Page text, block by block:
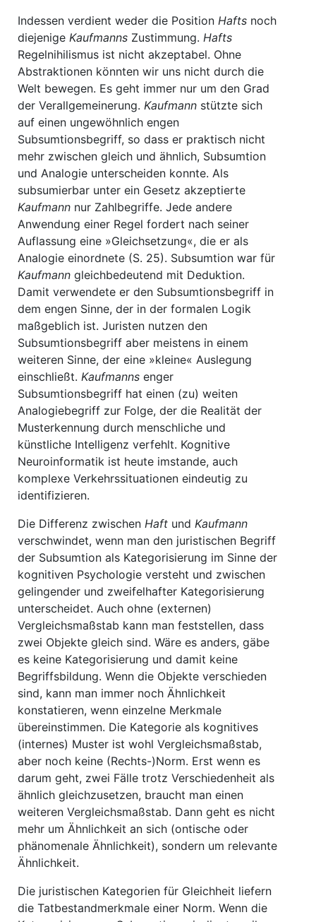
Indessen verdient weder die Position Hafts noch
diejenige Kaufmanns Zustimmung. Hafts
Regelnihilismus ist nicht akzeptabel. Ohne
Abstraktionen könnten wir uns nicht durch die
Welt bewegen. Es geht immer nur um den Grad
der Verallgemeinerung. Kaufmann stützte sich
auf einen ungewöhnlich engen
Subsumtionsbegriff, so dass er praktisch nicht
mehr zwischen gleich und ähnlich, Subsumtion
und Analogie unterscheiden konnte. Als
subsumierbar unter ein Gesetz akzeptierte
Kaufmann nur Zahlbegriffe. Jede andere
Anwendung einer Regel fordert nach seiner
Auflassung eine »Gleichsetzung«, die er als
Analogie einordnete (S. 25). Subsumtion war für
Kaufmann gleichbedeutend mit Deduktion.
Damit verwendete er den Subsumtionsbegriff in
dem engen Sinne, der in der formalen Logik
maßgeblich ist. Juristen nutzen den
Subsumtionsbegriff aber meistens in einem
weiteren Sinne, der eine »kleine« Auslegung
einschließt. Kaufmanns enger
Subsumtionsbegriff hat einen (zu) weiten
Analogiebegriff zur Folge, der die Realität der
Musterkennung durch menschliche und
künstliche Intelligenz verfehlt. Kognitive
Neuroinformatik ist heute imstande, auch
komplexe Verkehrssituationen eindeutig zu
identifizieren.
Die Differenz zwischen Haft und Kaufmann
verschwindet, wenn man den juristischen Begriff
der Subsumtion als Kategorisierung im Sinne der
kognitiven Psychologie versteht und zwischen
gelingender und zweifelhafter Kategorisierung
unterscheidet. Auch ohne (externen)
Vergleichsmaßstab kann man feststellen, dass
zwei Objekte gleich sind. Wäre es anders, gäbe
es keine Kategorisierung und damit keine
Begriffsbildung. Wenn die Objekte verschieden
sind, kann man immer noch Ähnlichkeit
konstatieren, wenn einzelne Merkmale
übereinstimmen. Die Kategorie als kognitives
(internes) Muster ist wohl Vergleichsmaßstab,
aber noch keine (Rechts-)Norm. Erst wenn es
darum geht, zwei Fälle trotz Verschiedenheit als
ähnlich gleichzusetzen, braucht man einen
weiteren Vergleichsmaßstab. Dann geht es nicht
mehr um Ähnlichkeit an sich (ontische oder
phänomenale Ähnlichkeit), sondern um relevante
Ähnlichkeit.
Die juristischen Kategorien für Gleichheit liefern
die Tatbestandmerkmale einer Norm. Wenn die